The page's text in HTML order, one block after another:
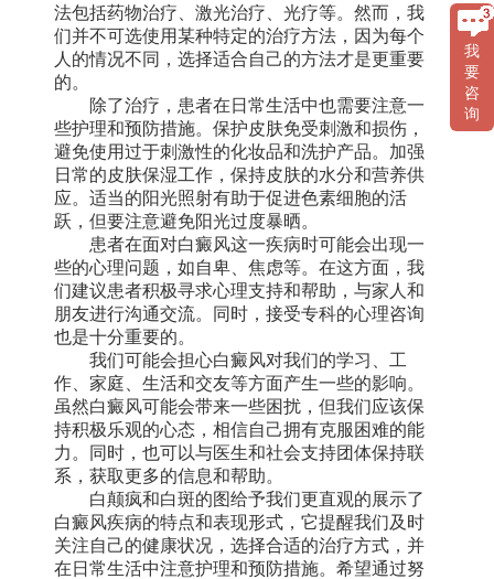
法包括药物治疗、激光治疗、光疗等。然而，我
们并不可选使用某种特定的治疗方法，因为每个
人的情况不同，选择适合自己的方法才是更重要
的。
除了治疗，患者在日常生活中也需要注意一
些护理和预防措施。保护皮肤免受刺激和损伤，
避免使用过于刺激性的化妆品和洗护产品。加强
日常的皮肤保湿工作，保持皮肤的水分和营养供
应。适当的阳光照射有助于促进色素细胞的活
跃，但要注意避免阳光过度暴晒。
患者在面对白癜风这一疾病时可能会出现一
些的心理问题，如自卑、焦虑等。在这方面，我
们建议患者积极寻求心理支持和帮助，与家人和
朋友进行沟通交流。同时，接受专科的心理咨询
也是十分重要的。
我们可能会担心白癜风对我们的学习、工
作、家庭、生活和交友等方面产生一些的影响。
虽然白癜风可能会带来一些困扰，但我们应该保
持积极乐观的心态，相信自己拥有克服困难的能
力。同时，也可以与医生和社会支持团体保持联
系，获取更多的信息和帮助。
白颠疯和白斑的图给予我们更直观的展示了
白癜风疾病的特点和表现形式，它提醒我们及时
关注自己的健康状况，选择合适的治疗方式，并
在日常生活中注意护理和预防措施。希望通过努
我
要
咨
询